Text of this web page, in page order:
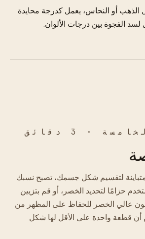
أو النحاس، يعمل كدرجة محايدة
الفجوة بين درجات الألوان.
· 3 دقائق
متباينة لتقسيم شكل جسمك، تصبح نسبك
حزامًا لتحديد الخصر، أو قم بتزيين
عالي الخصر للحفاظ على المظهر من
أن قطعة واحدة على الأقل لها شكل